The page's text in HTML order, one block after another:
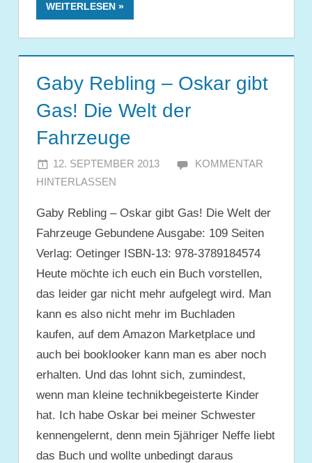
WEITERLESEN
Gaby Rebling – Oskar gibt
Gas! Die Welt der
Fahrzeuge
12. SEPTEMBER 2013 JULIA
KOMMENTAR
HINTERLASSEN
Gaby Rebling – Oskar gibt Gas! Die Welt der
Fahrzeuge Gebundene Ausgabe: 109 Seiten
Verlag: Oetinger ISBN-13: 978-3789184574
Heute möchte ich euch ein Buch vorstellen,
das leider gar nicht mehr aufgelegt wird. Man
kann es also nicht mehr im Buchladen
kaufen, auf dem Amazon Marketplace und
auch bei booklooker kann man es aber noch
erhalten. Und das lohnt sich, zumindest,
wenn man kleine technikbegeisterte Kinder
hat. Ich habe Oskar bei meiner Schwester
kennengelernt, denn mein 5jähriger Neffe liebt
das Buch und wollte unbedingt daraus